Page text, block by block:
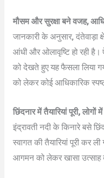
मौसम और सुरक्षा बने वजह,
जानकारी के अनुसार, दंतेवाड़ा
आंधी और ओलावृष्टि हो रही है।
को देखते हुए यह फैसला लिया
को लेकर कोई आधिकारिक
छिंदनार में तैयारियां पूरी, लोगों
इंद्रावती नदी के किनारे बसे
स्वागत की तैयारियां पूरी कर
आगमन को लेकर खासा उत्साह